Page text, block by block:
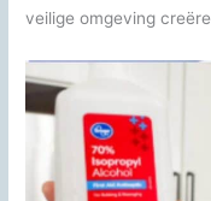
veilige omgeving